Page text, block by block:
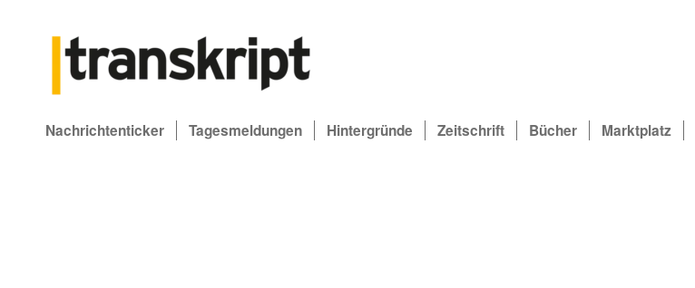
Nachrichtenticker Tagesmeldungen Hintergründe Zeitschrift Bücher Marktplatz